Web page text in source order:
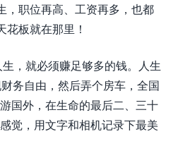
，职位再高、工资再多，也都
花板就在那里！
，就必须赚足够多的钱。人生
务自由，然后弄个房车，全国
国外，在生命的最后二、三十
觉，用文字和相机记录下最美